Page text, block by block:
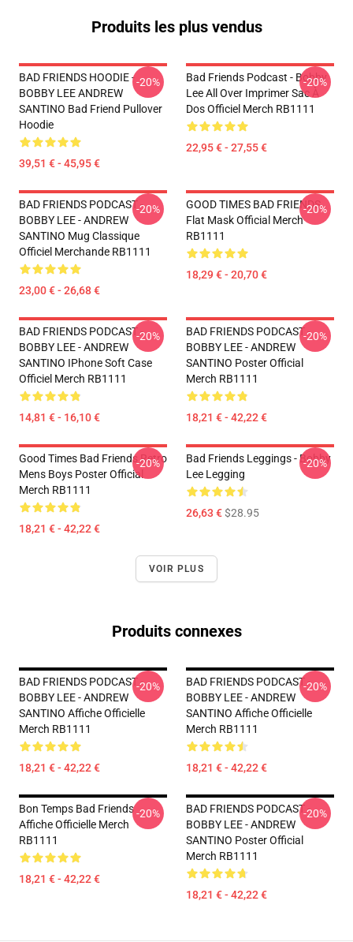
Produits les plus vendus
BAD FRIENDS HOODIE -
BOBBY LEE ANDREW
SANTINO Bad Friend Pullover
Hoodie
39,51 € - 45,95 €
-20%
Bad Friends Podcast - Bobby
Lee All Over Imprimer Sac À
Dos Officiel Merch RB1111
22,95 € - 27,55 €
-20%
BAD FRIENDS PODCAST -
BOBBY LEE - ANDREW
SANTINO Mug Classique
Officiel Merchande RB1111
23,00 € - 26,68 €
-20%
GOOD TIMES BAD FRIENDS
Flat Mask Official Merch
RB1111
18,29 € - 20,70 €
-20%
BAD FRIENDS PODCAST -
BOBBY LEE - ANDREW
SANTINO IPhone Soft Case
Officiel Merch RB1111
14,81 € - 16,10 €
-20%
BAD FRIENDS PODCAST -
BOBBY LEE - ANDREW
SANTINO Poster Official
Merch RB1111
18,21 € - 42,22 €
-20%
Good Times Bad Friends Retro
Mens Boys Poster Official
Merch RB1111
18,21 € - 42,22 €
-20%
Bad Friends Leggings - Bobby
Lee Legging
26,63 €$28.95
-20%
VOIR PLUS
Produits connexes
BAD FRIENDS PODCAST -
BOBBY LEE - ANDREW
SANTINO Affiche Officielle
Merch RB1111
18,21 € - 42,22 €
-20%
BAD FRIENDS PODCAST -
BOBBY LEE - ANDREW
SANTINO Affiche Officielle
Merch RB1111
18,21 € - 42,22 €
-20%
Bon Temps Bad Friends
Affiche Officielle Merch
RB1111
18,21 € - 42,22 €
-20%
BAD FRIENDS PODCAST -
BOBBY LEE - ANDREW
SANTINO Poster Official
Merch RB1111
18,21 € - 42,22 €
-20%